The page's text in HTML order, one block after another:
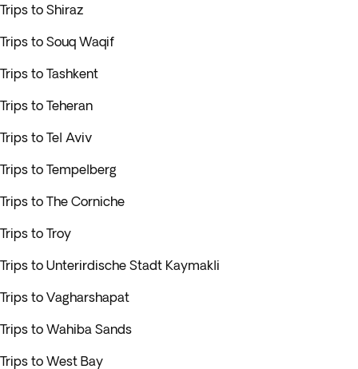
Trips to Shiraz
Trips to Souq Waqif
Trips to Tashkent
Trips to Teheran
Trips to Tel Aviv
Trips to Tempelberg
Trips to The Corniche
Trips to Troy
Trips to Unterirdische Stadt Kaymakli
Trips to Vagharshapat
Trips to Wahiba Sands
Trips to West Bay